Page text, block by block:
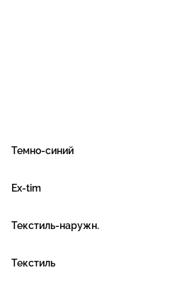
Темно-синий
Ex-tim
Текстиль-наружн.
Текстиль